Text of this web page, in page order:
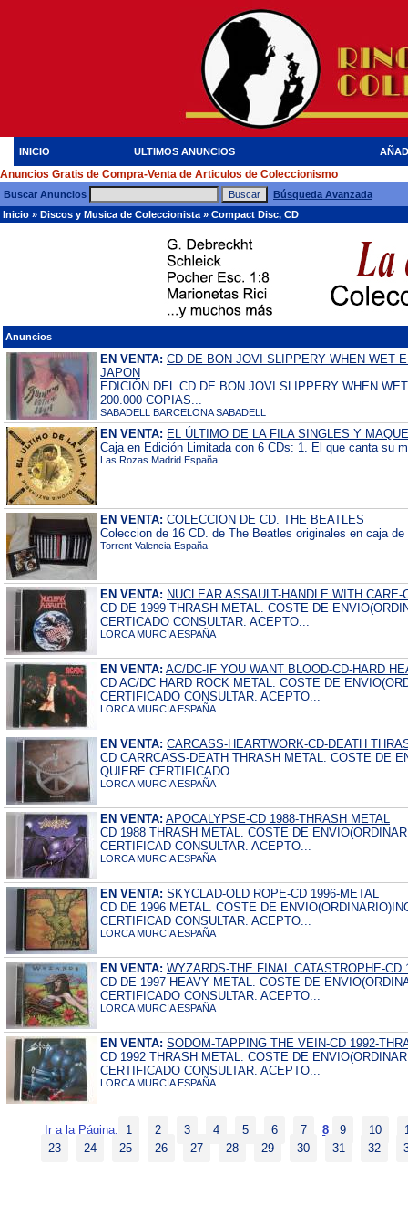
INICIO ULTIMOS ANUNCIOS
Anuncios Gratis de Compra-Venta de Articulos de Coleccionismo
Buscar Anuncios
Búsqueda Avanzada
Inicio » Discos y Musica de Coleccionista » Compact Disc, CD
Anuncios
EN VENTA: CD DE BON JOVI SLIPPERY WHEN WET
JAPON
EDICIÓN DEL CD DE BON JOVI SLIPPERY WHEN
200.000 COPIAS...
SABADELL BARCELONA SABADELL
EN VENTA: EL ÚLTIMO DE LA FILA SINGLES Y
Caja en Edición Limitada con 6 CDs: 1. El que canta su
Las Rozas Madrid España
EN VENTA: COLECCION DE CD. THE BEATLES
Coleccion de 16 CD. de The Beatles originales en caja de
Torrent Valencia España
EN VENTA: NUCLEAR ASSAULT-HANDLE WITH
CD DE 1999 THRASH METAL. COSTE DE
CERTICADO CONSULTAR. ACEPTO...
LORCA MURCIA ESPAÑA
EN VENTA: AC/DC-IF YOU WANT BLOOD-CD-HARD
CD AC/DC HARD ROCK METAL. COSTE DE
CERTIFICADO CONSULTAR. ACEPTO...
LORCA MURCIA ESPAÑA
EN VENTA: CARCASS-HEARTWORK-CD-DEATH
CD CARRCASS-DEATH THRASH METAL. COSTE DE
QUIERE CERTIFICADO...
LORCA MURCIA ESPAÑA
EN VENTA: APOCALYPSE-CD 1988-THRASH METAL
CD 1988 THRASH METAL. COSTE DE
CERTIFICAD CONSULTAR. ACEPTO...
LORCA MURCIA ESPAÑA
EN VENTA: SKYCLAD-OLD ROPE-CD 1996-METAL
CD DE 1996 METAL. COSTE DE
CERTIFICAD CONSULTAR. ACEPTO...
LORCA MURCIA ESPAÑA
EN VENTA: WYZARDS-THE FINAL CATASTROPHE-CD
CD DE 1997 HEAVY METAL. COSTE DE
CERTIFICADO CONSULTAR. ACEPTO...
LORCA MURCIA ESPAÑA
EN VENTA: SODOM-TAPPING THE VEIN-CD 1992-
CD 1992 THRASH METAL. COSTE DE
CERTIFICADO CONSULTAR. ACEPTO...
LORCA MURCIA ESPAÑA
Ir a la Página: 1 2 3 4 5 6 7 8 9 10
23
24 25 26 27 28 29 30 31 32